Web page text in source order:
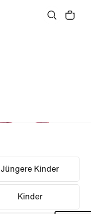
Jüngere Kinder
Kinder